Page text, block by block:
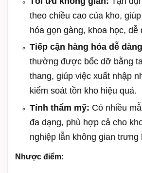
theo chiều cao của kho,
hóa gọn gàng, khoa học, dễ
Tiếp cận hàng hóa dễ
thường được bốc dỡ bằng
thang, giúp việc xuất nhập
kiểm soát tồn kho hiệu quả.
Tính thẩm mỹ: Có nhiều
đa dạng, phù hợp cả cho
nghiệp lẫn không gian trưng
Nhược điểm: